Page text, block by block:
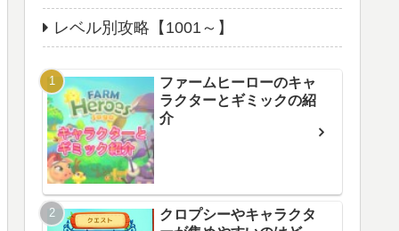
レベル別攻略【1001～】
ファームヒーローのキャ
ラクターとギミックの紹
介
クロプシーやキャラクタ